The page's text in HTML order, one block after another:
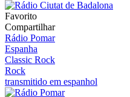
Favorito
Compartilhar
Rádio Pomar
Espanha
Classic Rock
Rock
transmitido em espanhol